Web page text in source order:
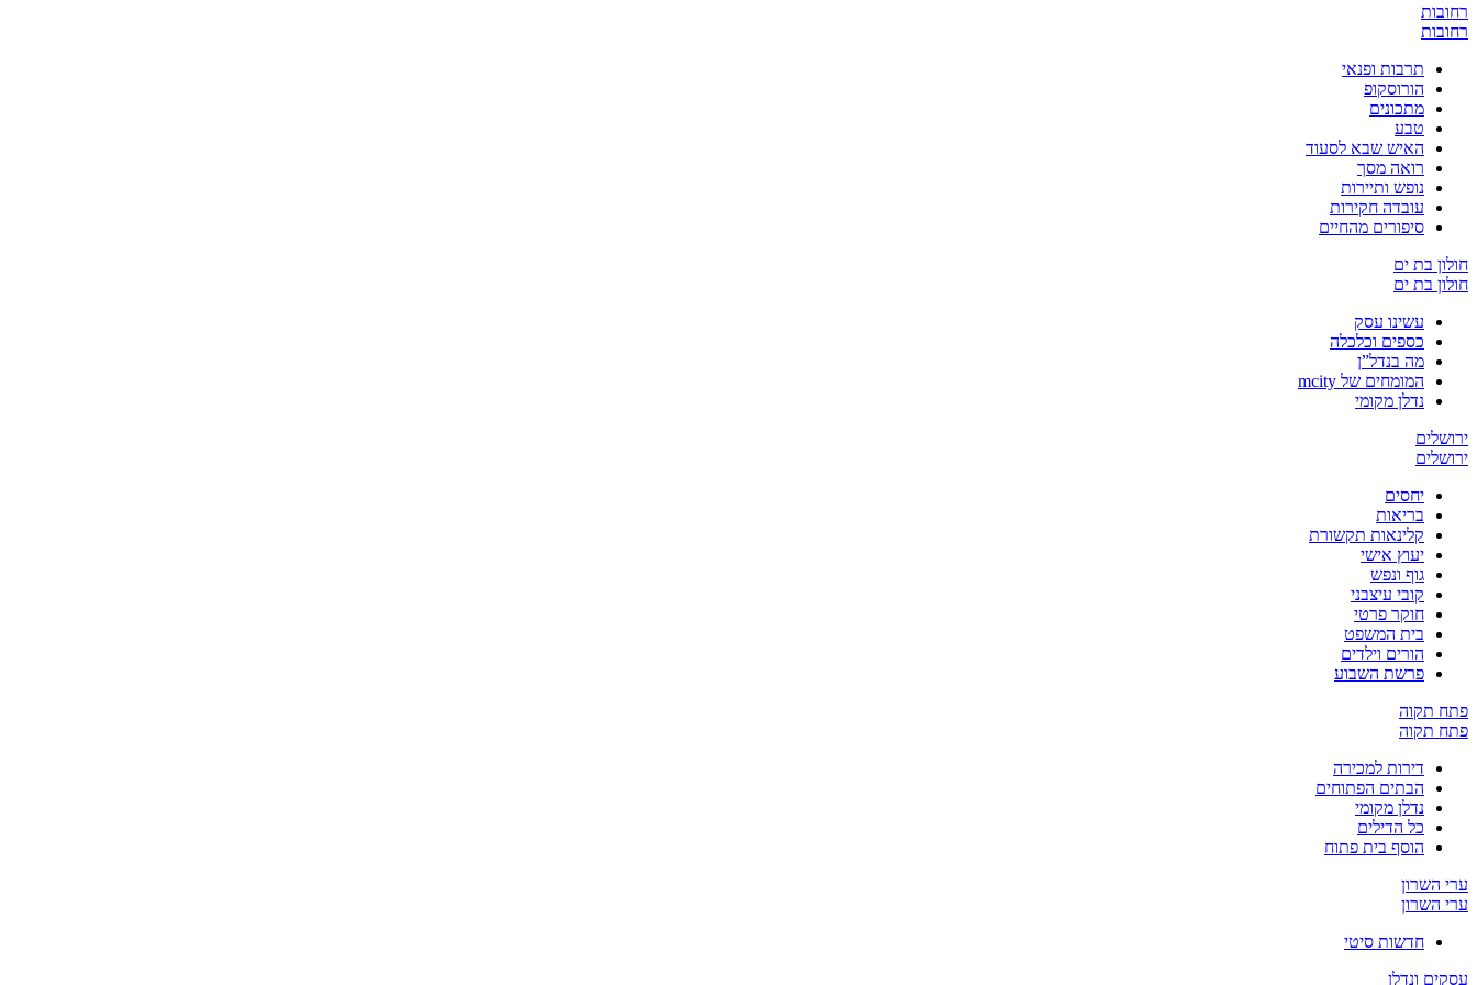
רחובות
רחובות
תרבות ופנאי
הורוסקופ
מתכונים
טבע
האיש שבא לסעוד
רואה מסך
נופש ותיירות
עובדה חקירות
סיפורים מהחיים
חולון בת ים
חולון בת ים
עשינו עסק
כספים וכלכלה
מה בנדל”ן
המומחים של mcity
נדלן מקומי
ירושלים
ירושלים
יחסים
בריאות
קלינאות תקשורת
יעוץ אישי
גוף ונפש
קובי עיצבני
חוקר פרטי
בית המשפט
הורים וילדים
פרשת השבוע
פתח תקוה
פתח תקוה
דירות למכירה
הבתים הפתוחים
נדלן מקומי
כל הדילים
הוסף בית פתוח
ערי השרון
ערי השרון
חדשות סיטי
עסקים ונדלן